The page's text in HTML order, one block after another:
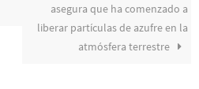
asegura que ha comenzado a
liberar partículas de azufre en la
atmósfera terrestre